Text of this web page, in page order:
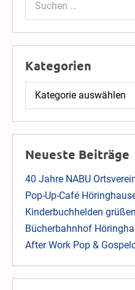
Kategorien
Kategorien
Neueste Beiträge
40 Jahre NABU
Pop-Up-Café
Kinderbuchhelden
Bücherbahnhof
After Work Pop &